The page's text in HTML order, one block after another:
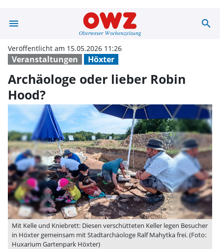
menu Archäologe search
Veranstaltungen Höxter
Veröffentlicht am 15.05.2026 11:26
Archäologe oder lieber Robin
Hood?
Mit Kelle und Kniebrett: Diesen verschütteten Keller legen Besucher
in Höxter gemeinsam mit Stadtarchäologe Ralf Mahytka frei. (Foto:
Huxarium Gartenpark Höxter)